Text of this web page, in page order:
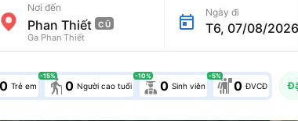
CŨ
Nơi đến
Ga Phan Thiết
Ngày đi
T6, 07/08/2026
0 Trẻ em elderly 0 Người cao tuổi
-15%
0 Sinh viên
-10%
0 ĐVCĐ
-5%